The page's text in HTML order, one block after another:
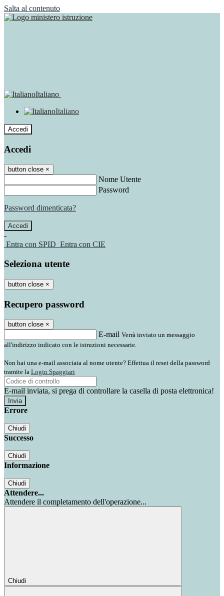
Salta al contenuto
Italiano
Italiano
Accedi
Accedi
button close ×
Nome Utente
Password
Password dimenticata?
-
Entra con SPID Entra con CIE
Seleziona utente
button close ×
Recupero password
button close ×
E-mail Verrà inviato un messaggio
all'indirizzo indicato con le istruzioni necessarie.
Non hai una e-mail associata al nome utente? Effettua il reset della password
tramite la Login Spaggiari
E-mail inviata, si prega di controllare la casella di posta elettronica!
Errore
Chiudi
Successo
Chiudi
Informazione
Chiudi
Attendere...
Attendere il completamento dell'operazione...
Chiudi